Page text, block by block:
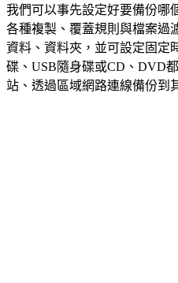
我們可以事先設定好要備份哪
各種複製、覆蓋規則與檔案過
資料、資料夾，並可設定固定
碟、USB隨身碟或CD、DVD
站、透過區域網路連線備份到